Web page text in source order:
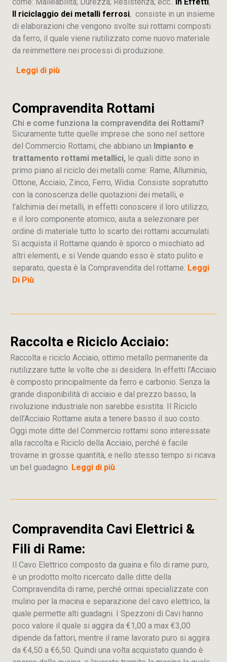
Il riciclaggio dei metalli ferrosi, consiste in un insieme
di elaborazioni che vengono svolte sui rottami composti
da ferro, il quale viene riutilizzato come nuovo materiale
da reimmettere nei processi di produzione.
Leggi di più
Compravendita Rottami
Chi e come funziona la compravendita dei Rottami?
Sicuramente tutte quelle imprese che sono nel settore
del Commercio Rottami, che abbiano un Impianto e
trattamento rottami metallici, le quali ditte sono in
primo piano al riciclo dei metalli come: Rame, Alluminio,
Ottone, Acciaio, Zinco, Ferro, Widia. Consiste sopratutto
con la conoscenza delle quotazioni dei metalli, e
l’alchimia dei metalli, in effetti conoscere il loro utilizzo,
e il loro componente atomico, aiuta a selezionare per
ordine di materiale tutto lo scarto dei rottami accumulati.
Si acquista il Rottame quando è sporco o mischiato ad
altri elementi, e si Vende quando esso è stato pulito e
separato, questa è la Compravendita del rottame. Leggi
Di Più
Raccolta e Riciclo Acciaio:
Raccolta e riciclo Acciaio, ottimo metallo permanente da
riutilizzare tutte le volte che si desidera. In effetti l’Acciaio
è composto principalmente da ferro e carbonio. Senza la
grande disponibilità di acciaio e dal prezzo basso, la
rivoluzione industriale non sarebbe esistita. Il Riciclo
dell’Acciaio Rottame aiuta a tenere basso il suo costo.
Oggi mote ditte del Commercio rottami sono interessate
alla raccolta e Riciclo della Acciaio, perché è facile
trovarne in grosse quantità, e nello stesso tempo si ricava
un bel guadagno. Leggi di più
Compravendita Cavi Elettrici &
Fili di Rame:
Il Cavo Elettrico composto da guaina e filo di rame puro,
è un prodotto molto ricercato dalle ditte della
Compravendita di rame, perché ormai specializzate con
mulino per la macina e separazione del cavo elettrico, la
quale permette alti guadagni. I Spezzoni di Cavi hanno
poco valore il quale si aggira da €1,00 a max €3,00
dipende da fattori, mentre il rame lavorato puro si aggira
da €4,50 a €6,50. Quindi una volta acquistato quando è